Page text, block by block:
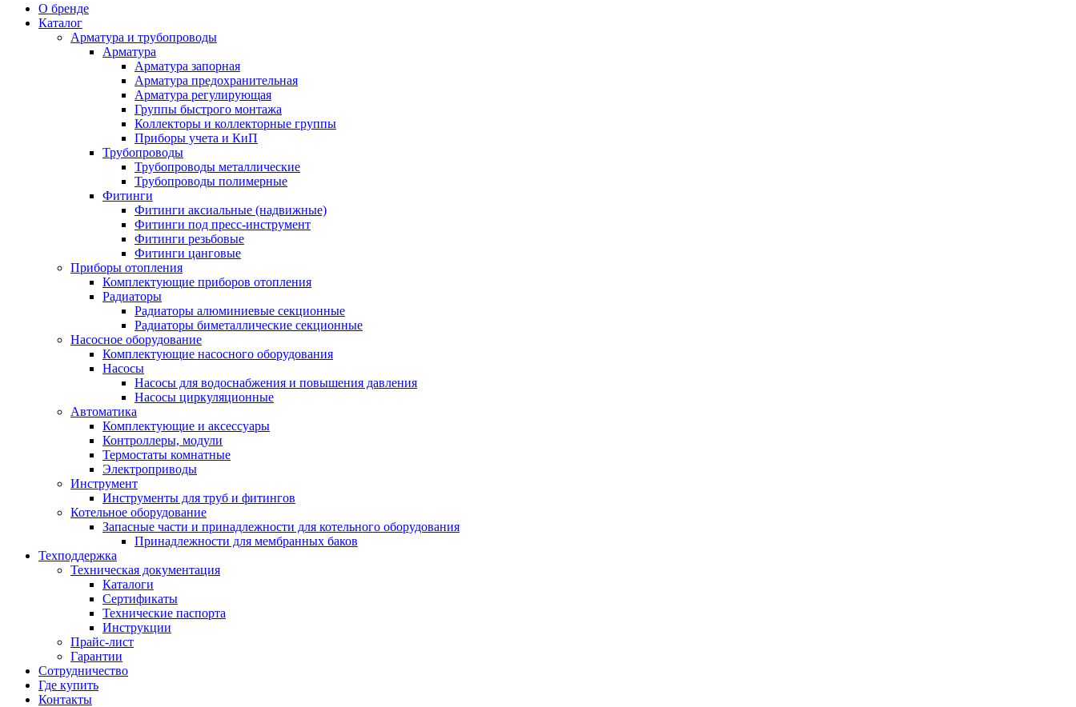
О бренде
Каталог
Арматура и трубопроводы
Арматура
Арматура запорная
Арматура предохранительная
Арматура регулирующая
Группы быстрого монтажа
Коллекторы и коллекторные группы
Приборы учета и КиП
Трубопроводы
Трубопроводы металлические
Трубопроводы полимерные
Фитинги
Фитинги аксиальные (надвижные)
Фитинги под пресс-инструмент
Фитинги резьбовые
Фитинги цанговые
Приборы отопления
Комплектующие приборов отопления
Радиаторы
Радиаторы алюминиевые секционные
Радиаторы биметаллические секционные
Насосное оборудование
Комплектующие насосного оборудования
Насосы
Насосы для водоснабжения и повышения давления
Насосы циркуляционные
Автоматика
Комплектующие и аксессуары
Контроллеры, модули
Термостаты комнатные
Электроприводы
Инструмент
Инструменты для труб и фитингов
Котельное оборудование
Запасные части и принадлежности для котельного оборудования
Принадлежности для мембранных баков
Техподдержка
Техническая документация
Каталоги
Сертификаты
Технические паспорта
Инструкции
Прайс-лист
Гарантии
Сотрудничество
Где купить
Контакты